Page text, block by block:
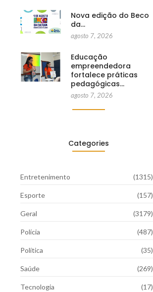
Nova edição do Beco
da…
agosto 7, 2026
Educação
empreendedora
fortalece práticas
pedagógicas…
agosto 7, 2026
Categories
Entretenimento (1315)
Esporte (157)
Geral (3179)
Polícia (487)
Política (35)
Saúde (269)
Tecnologia (17)